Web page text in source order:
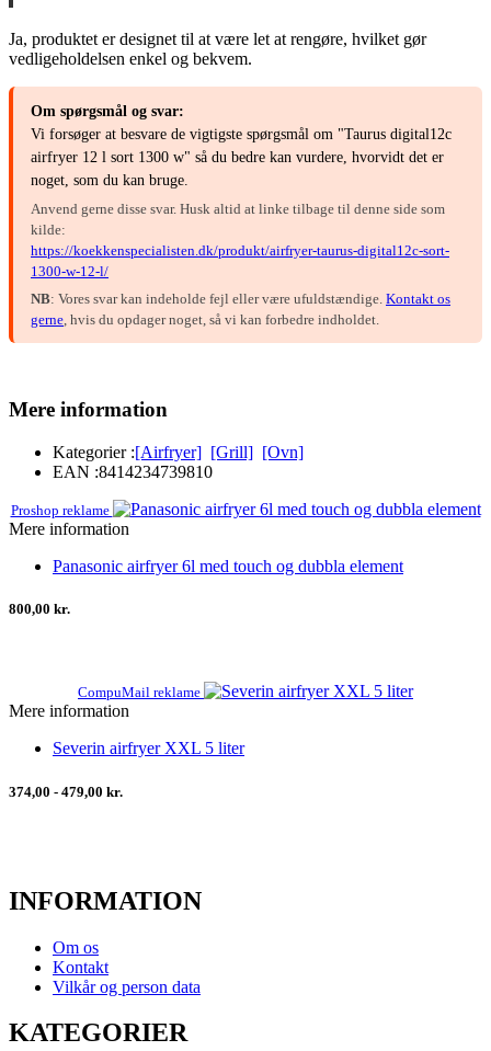
Ja, produktet er designet til at være let at rengøre, hvilket gør
vedligeholdelsen enkel og bekvem.
Om spørgsmål og svar:
Vi forsøger at besvare de vigtigste spørgsmål om "Taurus digital12c
airfryer 12 l sort 1300 w" så du bedre kan vurdere, hvorvidt det er
noget, som du kan bruge.
Anvend gerne disse svar. Husk altid at linke tilbage til denne side som
kilde:
https://koekkenspecialisten.dk/produkt/airfryer-taurus-digital12c-sort-
1300-w-12-l/
NB: Vores svar kan indeholde fejl eller være ufuldstændige. Kontakt os
gerne, hvis du opdager noget, så vi kan forbedre indholdet.
Mere information
Kategorier :[Airfryer] [Grill] [Ovn]
EAN :8414234739810
Proshop reklame
Mere information
Panasonic airfryer 6l med touch og dubbla element
800,00 kr.
CompuMail reklame
Mere information
Severin airfryer XXL 5 liter
374,00 - 479,00 kr.
INFORMATION
Om os
Kontakt
Vilkår og person data
KATEGORIER